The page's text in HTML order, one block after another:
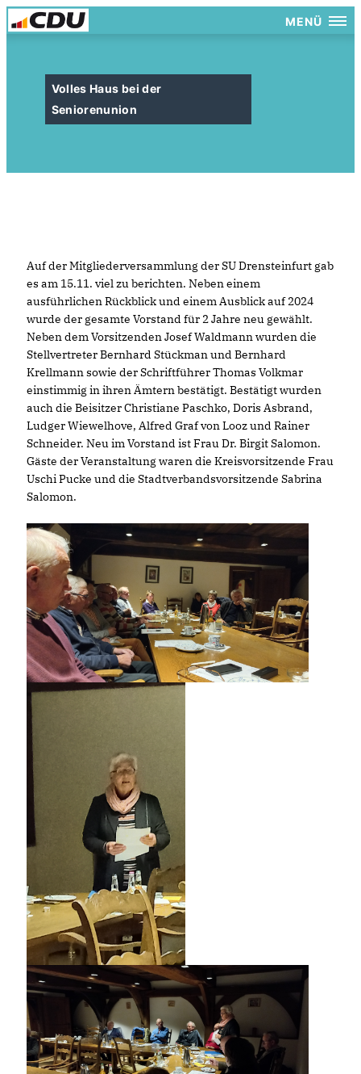
MENÜ
Volles Haus bei der
Seniorenunion
Auf der Mitgliederversammlung der SU Drensteinfurt gab
es am 15.11. viel zu berichten. Neben einem
ausführlichen Rückblick und einem Ausblick auf 2024
wurde der gesamte Vorstand für 2 Jahre neu gewählt.
Neben dem Vorsitzenden Josef Waldmann wurden die
Stellvertreter Bernhard Stückman und Bernhard
Krellmann sowie der Schriftführer Thomas Volkmar
einstimmig in ihren Ämtern bestätigt. Bestätigt wurden
auch die Beisitzer Christiane Paschko, Doris Asbrand,
Ludger Wiewelhove, Alfred Graf von Looz und Rainer
Schneider. Neu im Vorstand ist Frau Dr. Birgit Salomon.
Gäste der Veranstaltung waren die Kreisvorsitzende Frau
Uschi Pucke und die Stadtverbandsvorsitzende Sabrina
Salomon.